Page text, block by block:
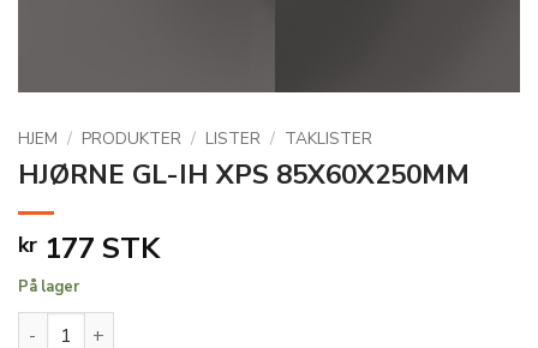
HJEM / PRODUKTER / LISTER / TAKLISTER
HJØRNE GL-IH XPS 85X60X250MM
kr 177 STK
På lager
HJØRNE GL-IH XPS 85X60X250MM antall